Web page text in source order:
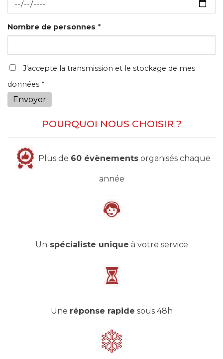
Nombre de personnes *
J'accepte la transmission et le stockage de mes
données *
Envoyer
POURQUOI NOUS CHOISIR ?
Plus de 60 évènementsorganisés chaque
année
Un spécialiste unique à votre service
Une réponse rapide sous 48h